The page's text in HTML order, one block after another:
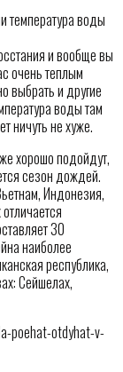
температура воды
и вообще вы
очень теплым
выбрать и другие
воды там
ничуть не хуже.
хорошо подойдут,
сезон дождей.
Индонезия,
30
наиболее
республика,
Сейшелах,
poehat-otdyhat-v-